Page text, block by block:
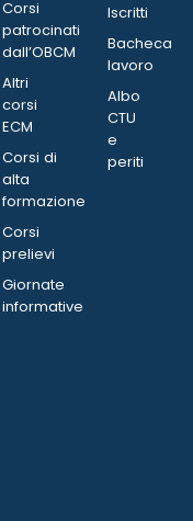
Corsi
patrocinati
dall’OBCM
Altri
corsi
ECM
Corsi di
alta
formazione
Corsi
prelievi
Giornate
informative
Iscritti
Bacheca
lavoro
Albo
CTU
e
periti